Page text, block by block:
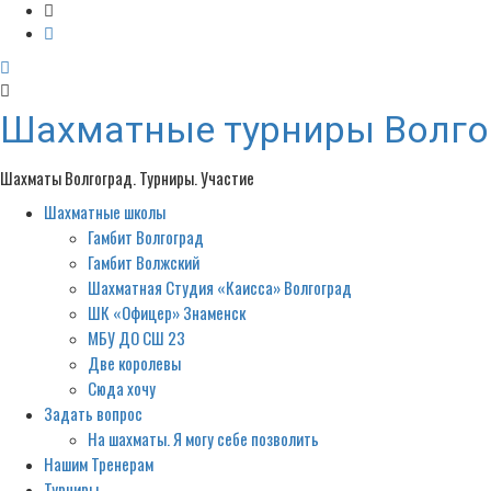
Шахматные турниры
Шахматы Волгоград. Турниры. Участие
PrimaryШахматные школы
Гамбит Волгоград
Гамбит Волжский
Шахматная Студия «Каисса» Волгоград
ШК «Офицер» Знаменск
МБУ ДО СШ 23
Две королевы
Сюда хочу
Задать вопрос
На шахматы. Я могу себе позволить
Нашим Тренерам